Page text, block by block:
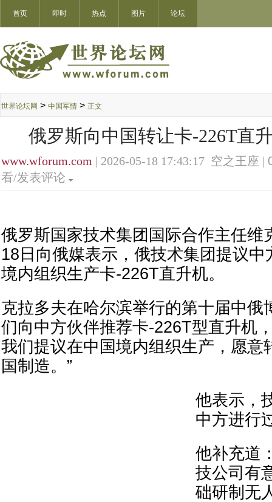
首页 即时 热点 图片 论坛
世界论坛网 > 中国军情 > 正文
俄罗斯向中国转让卡-226T直
www.wforum.com | 2026-05-18 17:43:17 空之王座 |
看/发表评论
俄罗斯国家技术集团国际合作主任维
18日向俄媒表示，俄技术集团提议
境内组织生产卡-226T直升机。
克拉多夫在哈尔滨举行的第十届中俄
们向中方伙伴推荐卡-226T型直升机
我们提议在中国境内组织生产，愿意
国制造。”
他表示，
中方进行
他补充道
技公司有
础研制无